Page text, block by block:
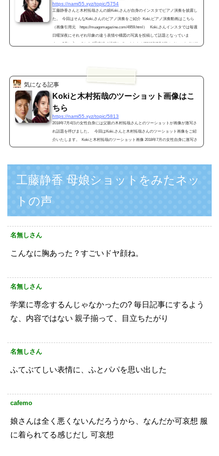
https://nami55.xyz/topic/5754
工藤静香さんと木村拓哉さんの娘Koki,さんが自身のインスタでピアノ演奏を披露し
た。 今回はそんなKoki,さんのピアノ演奏をご紹介 Koki,ピアノ演奏動画はこちら
（画像引用元 https://muagomagazine.com/4959.html） Koki,さんインスタでは毎週
日曜深夜にそれぞれ印象の違う表情や構図の写真を投稿して話題となっていま
す。 6月に入ってから4週連続で投稿していましたが2018年7月1日のインスタではKo
気になる記事
Kokiと木村拓哉のツーショット画像はこ
ちら
https://nami55.xyz/topic/5813
2018年7月4日の女性自身には父親の木村拓哉さんとのツーショットが画像が激写さ
れ話題を呼びました。 今回はKoki,さんと木村拓哉さんのツーショット画像をご紹
介いたします。 Kokiと木村拓哉のツーショット画像 2018年7月の女性自身に激写さ
れたKoki,さんと父親の木村拓哉さんとのツーショット画像です。 （画像引用元 htt
ンターナショナルスクールにあの木村拓哉さんが車でお迎え。 &...
工藤静香 母娘ショットをみたネッ
トの声
名無しさん
こんなに胸あった？すごいドヤ顔ね。
名無しさん
学業に専念するんじゃなかったの? 毎日記事にするよう
な、内容ではない 親子揃って、目立ちたがり
名無しさん
ふてぶてしい表情に、ふとパパを思い出した
cafemo
娘さんは全く悪くないんだろうから、なんだか可哀想 服
に着られてる感じだし 可哀想